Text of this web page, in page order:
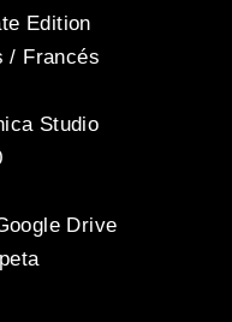
Edition
/ Francés
Studio
Drive